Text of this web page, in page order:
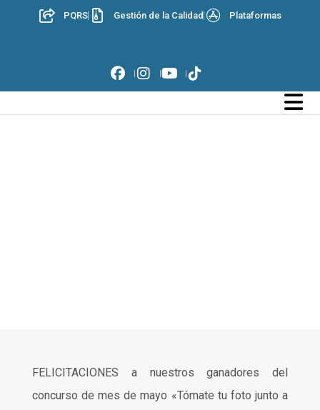
PQRS Gestión de la Calidad Plataformas
FELICITACIONES a nuestros ganadores del
concurso de mes de mayo «Tómate tu foto junto a